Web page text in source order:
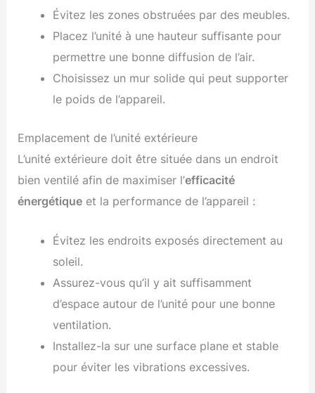
Évitez les zones obstruées par des meubles.
Placez l’unité à une hauteur suffisante pour
permettre une bonne diffusion de l’air.
Choisissez un mur solide qui peut supporter
le poids de l’appareil.
Emplacement de l’unité extérieure
L’unité extérieure doit être située dans un endroit
bien ventilé afin de maximiser l’efficacité
énergétique et la performance de l’appareil :
Évitez les endroits exposés directement au
soleil.
Assurez-vous qu’il y ait suffisamment
d’espace autour de l’unité pour une bonne
ventilation.
Installez-la sur une surface plane et stable
pour éviter les vibrations excessives.